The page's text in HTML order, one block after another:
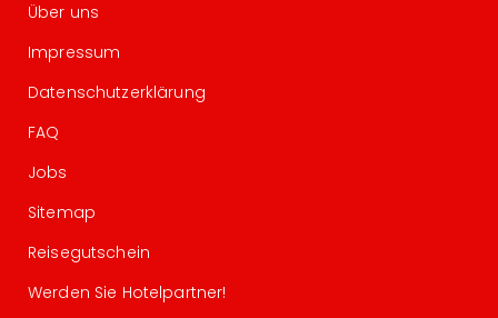
Über uns
Impressum
Datenschutzerklärung
FAQ
Jobs
Sitemap
Reisegutschein
Werden Sie Hotelpartner!